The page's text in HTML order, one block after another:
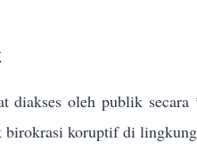
diakses oleh publik
koruptif di